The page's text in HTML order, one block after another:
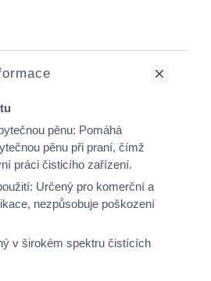
pěnu: Pomáhá
pěnu při praní, čímž
práci čisticího zařízení.
Určený pro komerční a
nezpůsobuje poškození
v širokém spektru čistících